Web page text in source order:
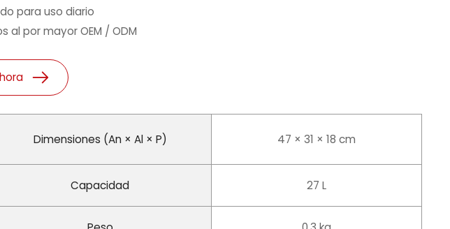
para uso diario
al por mayor OEM / ODM
Dimensiones (An × Al × P) 47 × 31 × 18 cm
Capacidad 27 L